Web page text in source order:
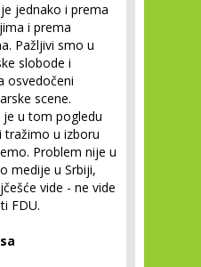
jednako i prema
i prema
Pažljivi smo u
slobode i
osvedočeni
scene.
u tom pogledu
tražimo u izboru
Problem nije u
medije u Srbiji,
vide - ne vide
FDU.